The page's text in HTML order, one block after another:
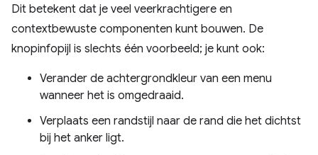
Dit betekent dat je veel veerkrachtigere en
contextbewuste componenten kunt bouwen. De
knopinfopijl is slechts één voorbeeld; je kunt ook:
Verander de achtergrondkleur van een menu
wanneer het is omgedraaid.
Verplaats een randstijl naar de rand die het dichtst
bij het anker ligt.